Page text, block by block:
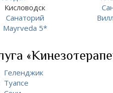
Кисловодск
Санаторий
Mayrveda 5*
Геленджик
Туапсе